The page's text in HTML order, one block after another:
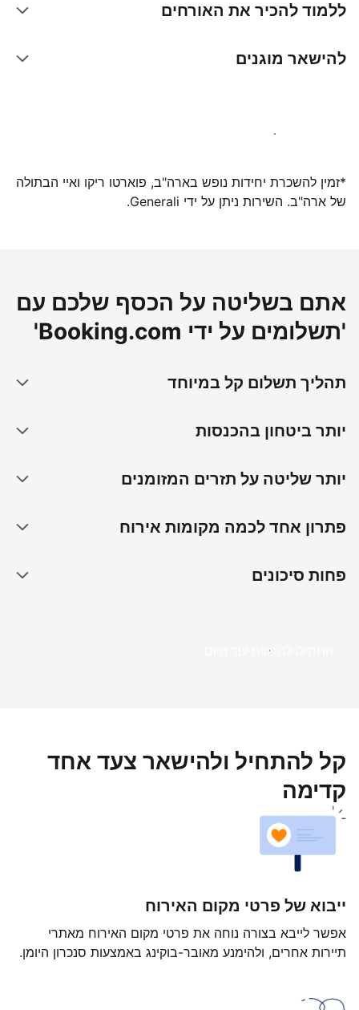
ללמוד להכיר את האורחים
להישאר מוגנים
הצטרפו אלינו עוד היום
*זמין להשכרת יחידות נופש בארה"ב, פוארטו ריקו ואיי הבתולה
של ארה"ב. השירות ניתן על ידי Generali.
אתם בשליטה על הכסף שלכם עם
'תשלומים על ידי Booking.com'
תהליך תשלום קל במיוחד
יותר ביטחון בהכנסות
יותר שליטה על תזרים המזומנים
פתרון אחד לכמה מקומות אירוח
פחות סיכונים
התחילו להרוויח עוד היום
קל להתחיל ולהישאר צעד אחד
קדימה
ייבוא של פרטי מקום האירוח
אפשר לייבא בצורה נוחה את פרטי מקום האירוח מאתרי
תיירות אחרים, ולהימנע מאובר-בוקינג באמצעות סנכרון היומן.